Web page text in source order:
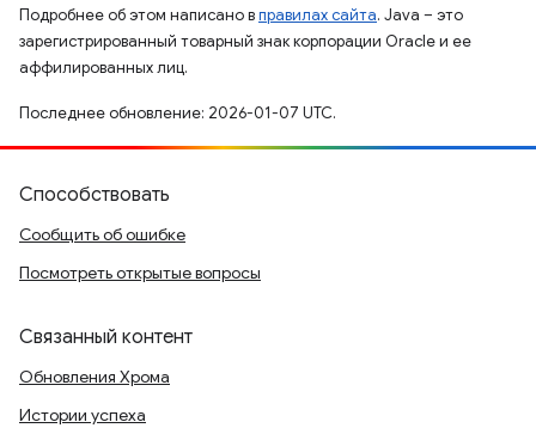
Подробнее об этом написано вправилах сайта. Java – это
зарегистрированный товарный знак корпорации Oracle и ее
аффилированных лиц.
Последнее обновление: 2026-01-07 UTC.
Способствовать
Сообщить об ошибке
Посмотреть открытые вопросы
Связанный контент
Обновления Хрома
Истории успеха